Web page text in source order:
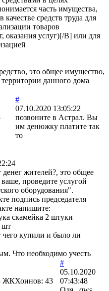
часть имущества,
качестве средств труда для
товаров
оказания услуг)[/B] или для
это общее имущество,
данного дома
#
07.10.2020 13:05:22
позвоните в Астрал. Вы
им денюжку платите так
то
денег жителей?, это общее
проведите услугой
оборудования".
подпись председателя
напишите:
скамейка 2 штуки
шт
чего купили и было ли
Что необходимо учесть
ЖКХоинов: 43
#
05.10.2020
07:43:48